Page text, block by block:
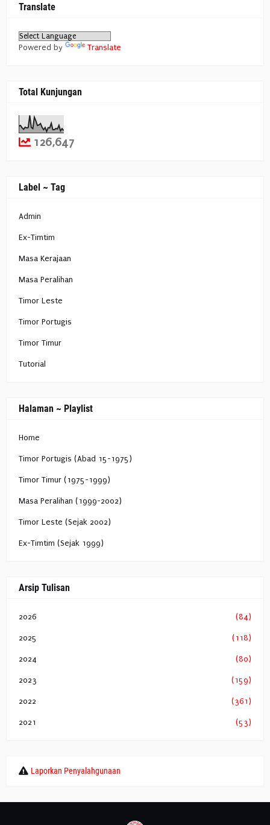
Translate
Powered by Translate
Total Kunjungan
126,647
Label ~ Tag
Admin
Ex-Timtim
Masa Kerajaan
Masa Peralihan
Timor Leste
Timor Portugis
Timor Timur
Tutorial
Halaman ~ Playlist
Home
Timor Portugis (Abad 15-1975)
Timor Timur (1975-1999)
Masa Peralihan (1999-2002)
Timor Leste (Sejak 2002)
Ex-Timtim (Sejak 1999)
Arsip Tulisan
2026 (84)
2025 (118)
2024 (80)
2023 (159)
2022 (361)
2021 (53)
Laporkan Penyalahgunaan